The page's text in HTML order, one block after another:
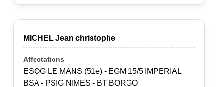
MICHEL Jean christophe
ESOG LE MANS (51e) - EGM 15/5 IMPERIAL
BSA - PSIG NIMES - BT BORGO